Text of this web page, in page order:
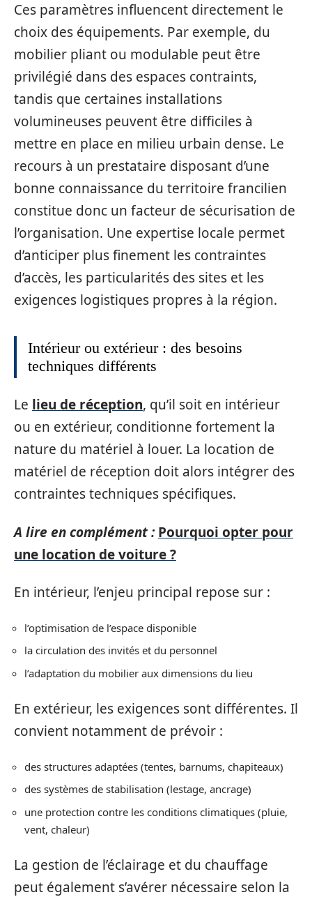
Ces paramètres influencent directement le
choix des équipements. Par exemple, du
mobilier pliant ou modulable peut être
privilégié dans des espaces contraints,
tandis que certaines installations
volumineuses peuvent être difficiles à
mettre en place en milieu urbain dense. Le
recours à un prestataire disposant d’une
bonne connaissance du territoire francilien
constitue donc un facteur de sécurisation de
l’organisation. Une expertise locale permet
d’anticiper plus finement les contraintes
d’accès, les particularités des sites et les
exigences logistiques propres à la région.
Intérieur ou extérieur : des besoins
techniques différents
Le lieu de réception, qu’il soit en intérieur
ou en extérieur, conditionne fortement la
nature du matériel à louer. La location de
matériel de réception doit alors intégrer des
contraintes techniques spécifiques.
A lire en complément : Pourquoi opter pour
une location de voiture ?
En intérieur, l’enjeu principal repose sur :
l’optimisation de l’espace disponible
la circulation des invités et du personnel
l’adaptation du mobilier aux dimensions du lieu
En extérieur, les exigences sont différentes. Il
convient notamment de prévoir :
des structures adaptées (tentes, barnums, chapiteaux)
des systèmes de stabilisation (lestage, ancrage)
une protection contre les conditions climatiques (pluie,
vent, chaleur)
La gestion de l’éclairage et du chauffage
peut également s’avérer nécessaire selon la